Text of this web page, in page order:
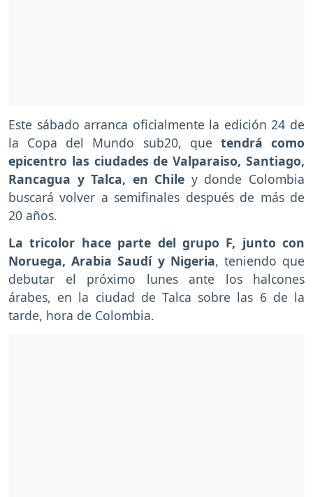
Este sábado arranca oficialmente la edición 24 de
la Copa del Mundo sub20, que tendrá como
epicentro las ciudades de Valparaiso, Santiago,
Rancagua y Talca, en Chile y donde Colombia
buscará volver a semifinales después de más de
20 años.
La tricolor hace parte del grupo F, junto con
Noruega, Arabia Saudí y Nigeria, teniendo que
debutar el próximo lunes ante los halcones
árabes, en la ciudad de Talca sobre las 6 de la
tarde, hora de Colombia.